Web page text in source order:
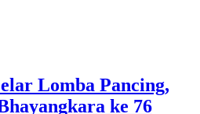
Lomba Pancing,
ke 76